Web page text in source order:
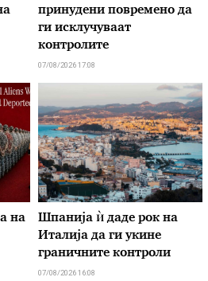
принудени повремено да
ги исклучуваат
контролите
07/08/2026 17:08
на
Шпанија ѝ даде рок на
Италија да ги укине
граничните контроли
07/08/2026 16:08